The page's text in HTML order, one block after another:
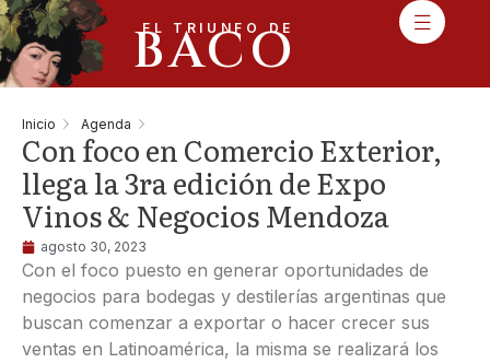
EL TRIUNFO DE
BACO
Inicio Agenda
Con foco en Comercio Exterior,
llega la 3ra edición de Expo
Vinos & Negocios Mendoza
agosto 30, 2023
Con el foco puesto en generar oportunidades de
negocios para bodegas y destilerías argentinas que
buscan comenzar a exportar o hacer crecer sus
ventas en Latinoamérica, la misma se realizará los